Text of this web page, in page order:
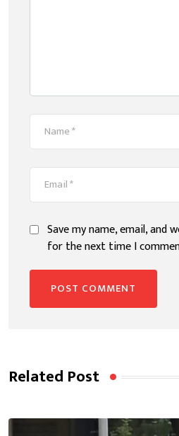
Save my name, email, and
for the next time I
Related Post